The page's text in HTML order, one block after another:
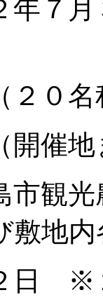
年７
２０名
催地
観光
敷地
※２